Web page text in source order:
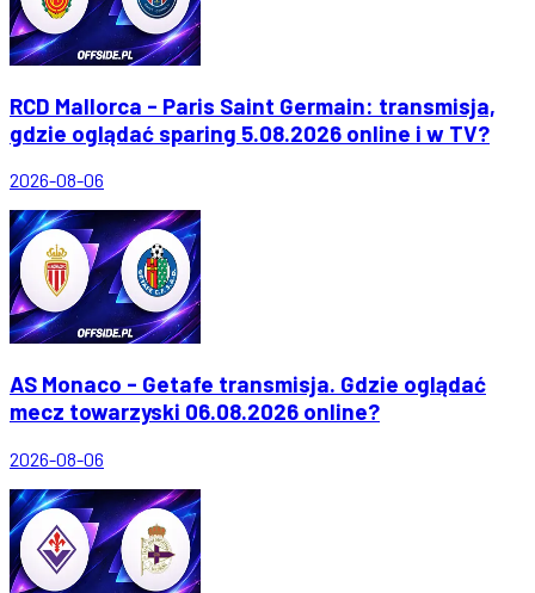
RCD Mallorca - Paris Saint Germain: transmisja,
gdzie oglądać sparing 5.08.2026 online i w TV?
2026-08-06
AS Monaco - Getafe transmisja. Gdzie oglądać
mecz towarzyski 06.08.2026 online?
2026-08-06